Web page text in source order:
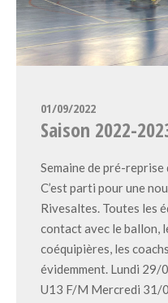
01/09/2022
Saison 2022-
Semaine de pré-
C’est parti pour une
Rivesaltes. Toutes les
contact avec le ballon,
coéquipières, les
évidemment. Lundi
U13 F/M Mercredi 31/